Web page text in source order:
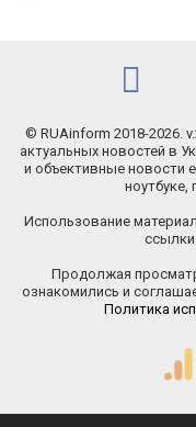
© RUAinform 2018-2026.
актуальных новостей в
и объективные новости
ноутбуке,
Использование
ссылки
Продолжая
ознакомились и
Политика